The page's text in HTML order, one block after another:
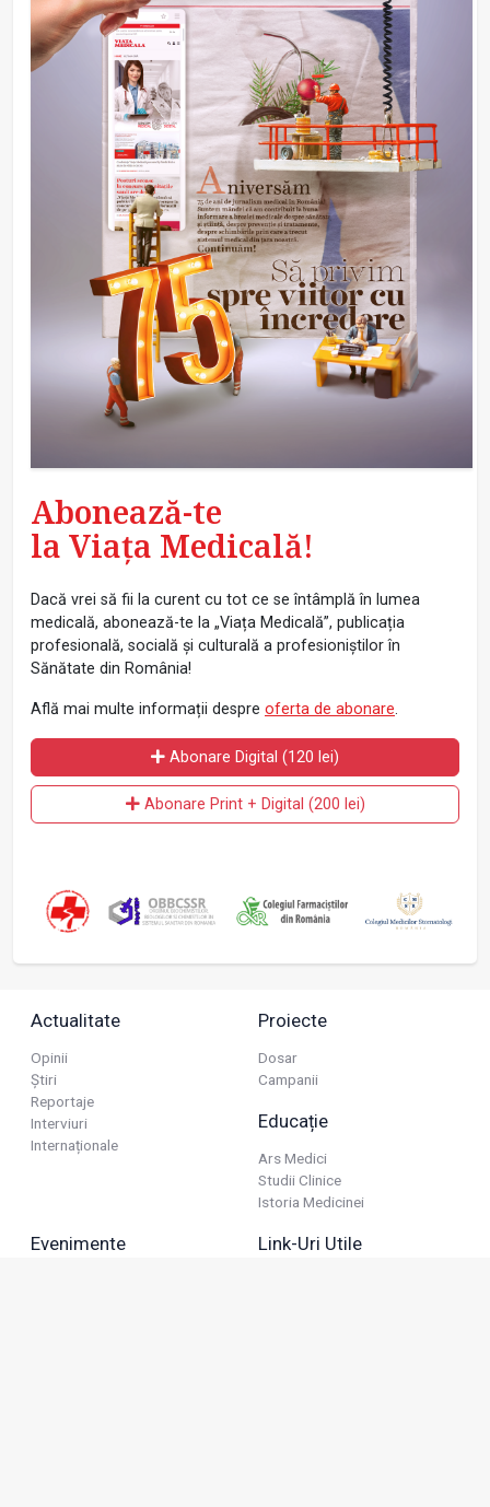
Abonează-te
la Viața Medicală!
Dacă vrei să fii la curent cu tot ce se întâmplă în lumea
medicală, abonează-te la „Viața Medicală”, publicația
profesională, socială și culturală a profesioniștilor în
Sănătate din România!
Află mai multe informații despre oferta de abonare.
Abonare Digital (120 lei)
Abonare Print + Digital (200 lei)
Actualitate
Opinii
Știri
Reportaje
Interviuri
Internaționale
Proiecte
Dosar
Campanii
Educație
Ars Medici
Studii Clinice
Istoria Medicinei
Evenimente Link-Uri Utile